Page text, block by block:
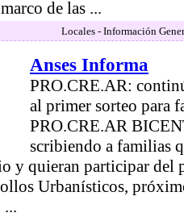
de las ...
Locales - Información
Anses Informa
PRO.CRE.AR:
al primer sorteo para
PRO.CRE.AR
scribiendo a familias
y quieran participar del
Urbanísticos,
...